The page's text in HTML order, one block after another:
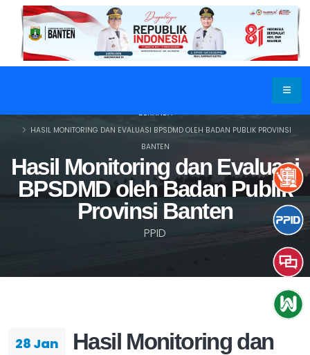
Hasil Monitoring dan Evaluasi
BPSDMD oleh Badan Publik
Provinsi Banten
PPID
BERANDA
HASIL MONITORING DAN EVALUASI BPSDMD OLEH BADAN PUBLIK PROVINSI
BANTEN
28 Jan
Hasil Monitoring dan